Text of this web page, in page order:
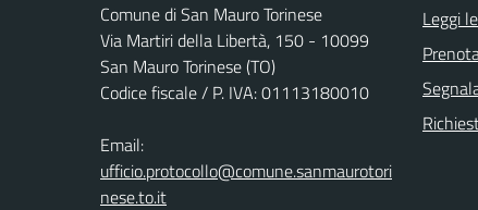
Comune di San Mauro Torinese
Via Martiri della Libertà, 150 - 10099
San Mauro Torinese (TO)
Codice fiscale / P. IVA: 01113180010
Email:
ufficio.protocollo@comune.sanmaurotori
nese.to.it
Leggi